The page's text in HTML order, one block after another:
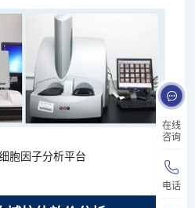
在线
咨询
电话
因子分析平台